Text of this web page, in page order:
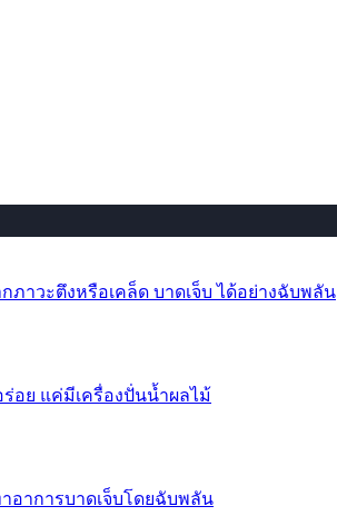
ภาวะตึงหรือเคล็ด บาดเจ็บ ได้อย่างฉับพลัน
อย แค่มีเครื่องปั่นน้ำผลไม้
อาการบาดเจ็บโดยฉับพลัน